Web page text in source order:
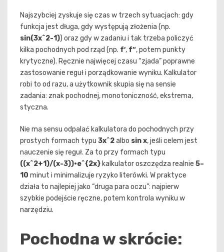
Najszybciej zyskuje się czas w trzech sytuacjach: gdy
funkcja jest długa, gdy występują złożenia (np.
sin(3x^2-1)) oraz gdy w zadaniu i tak trzeba policzyć
kilka pochodnych pod rząd (np. f′, f″, potem punkty
krytyczne). Ręcznie najwięcej czasu “zjada” poprawne
zastosowanie reguł i porządkowanie wyniku. Kalkulator
robi to od razu, a użytkownik skupia się na sensie
zadania: znak pochodnej, monotoniczność, ekstrema,
styczna.
Nie ma sensu odpalać kalkulatora do pochodnych przy
prostych formach typu 3x^2albo sin x, jeśli celem jest
nauczenie się reguł. Za to przy formach typu
((x^2+1)/(x-3))·e^{2x} kalkulator oszczędza realnie 5–
10 minut i minimalizuje ryzyko literówki. W praktyce
działa to najlepiej jako “druga para oczu”: najpierw
szybkie podejście ręczne, potem kontrola wyniku w
narzędziu.
Pochodna w skrócie: